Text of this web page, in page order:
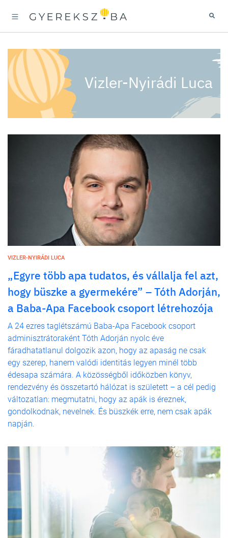
Vizler-Nyirádi Luca
VIZLER-NYIRÁDI LUCA
„Egyre több apa tudatos, és vállalja fel azt,
hogy büszke a gyermekére” – Tóth Adorján,
a Baba-Apa Facebook csoport létrehozója
A 24 ezres taglétszámú Baba-Apa Facebook csoport
adminisztrátoraként Tóth Adorján nyolc éve
fáradhatatlanul dolgozik azon, hogy az apaság ne csak
egy szerep, hanem valódi identitás legyen minél több
édesapa számára. A közösségből időközben könyv,
rendezvény és összetartó hálózat is született – a cél pedig
változatlan: megmutatni, hogy az apák is éreznek,
gondolkodnak, nevelnek. És büszkék erre, nem csak apák
napján.